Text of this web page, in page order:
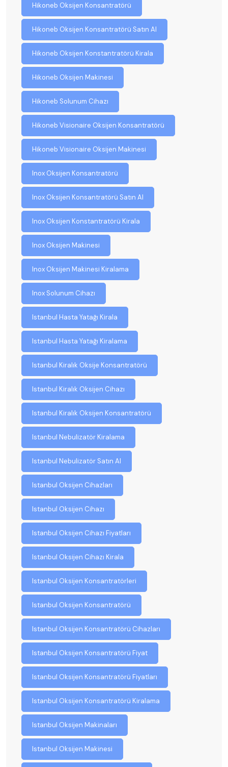
Hikoneb Oksijen Konsantratörü
Hikoneb Oksijen Konsantratörü Satın Al
Hikoneb Oksijen Konstantratörü Kirala
Hikoneb Oksijen Makinesi
Hikoneb Solunum Cihazı
Hikoneb Visionaire Oksijen Konsantratörü
Hikoneb Visionaire Oksijen Makinesi
Inox Oksijen Konsantratörü
Inox Oksijen Konsantratörü Satın Al
Inox Oksijen Konstantratörü Kirala
Inox Oksijen Makinesi
Inox Oksijen Makinesi Kiralama
Inox Solunum Cihazı
Istanbul Hasta Yatağı Kirala
Istanbul Hasta Yatağı Kiralama
Istanbul Kiralık Oksije Konsantratörü
Istanbul Kiralık Oksijen Cihazı
Istanbul Kiralık Oksijen Konsantratörü
Istanbul Nebulizatör Kiralama
Istanbul Nebulizatör Satın Al
Istanbul Oksijen Cihazları
Istanbul Oksijen Cihazı
Istanbul Oksijen Cihazı Fiyatları
Istanbul Oksijen Cihazı Kirala
Istanbul Oksijen Konsantratörleri
Istanbul Oksijen Konsantratörü
Istanbul Oksijen Konsantratörü Cihazları
Istanbul Oksijen Konsantratörü Fiyat
Istanbul Oksijen Konsantratörü Fiyatları
Istanbul Oksijen Konsantratörü Kiralama
Istanbul Oksijen Makinaları
Istanbul Oksijen Makinesi